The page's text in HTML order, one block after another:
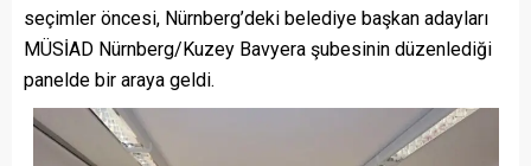
seçimler öncesi, Nürnberg’deki belediye başkan adayları
MÜSİAD Nürnberg/Kuzey Bavyera şubesinin düzenlediği
panelde bir araya geldi.